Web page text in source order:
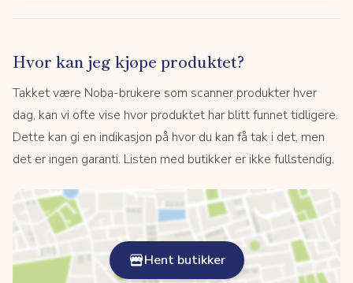
Hvor kan jeg kjøpe produktet?
Takket være Noba-brukere som scanner produkter hver
dag, kan vi ofte vise hvor produktet har blitt funnet tidligere.
Dette kan gi en indikasjon på hvor du kan få tak i det, men
det er ingen garanti. Listen med butikker er ikke fullstendig.
Hent butikker